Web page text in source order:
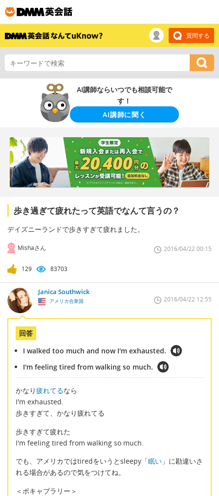
質問する
AI講師ならいつでも相談可能で
す！
AI講師に聞く
歩き過ぎて疲れたって英語でなんて言うの？
デイズニーランドで歩きすぎて疲れました。
Mishaさん 2016/04/22 00:15
129 83703
Janica Southwick
アメリカ合衆国 2016/04/22 12:55
回答
I walked too much and now I'm exhausted.
I'm feeling tired from walking so much.
かなり疲れてるなら
I'm exhausted.
歩きすぎて、かなり疲れてる
歩きすぎて疲れた
I'm feeling tired from walking so much.
でも、アメリカではtiredをいうとsleepy「眠い 」に勘違いさ
れる場合があるので気をつけてね。
＜ボキャブラリー＞